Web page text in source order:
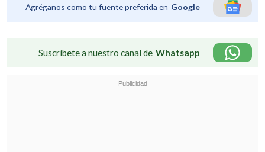
Agréganos como tu fuente preferida en Google
Suscríbete a nuestro canal de Whatsapp